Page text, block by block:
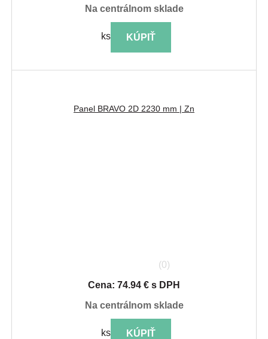
na centrálnom sklade
ks KÚPIŤ
Panel BRAVO 2D 2230 mm | Zn
(0)
Cena: 74.94 € s DPH
na centrálnom sklade
ks KÚPIŤ